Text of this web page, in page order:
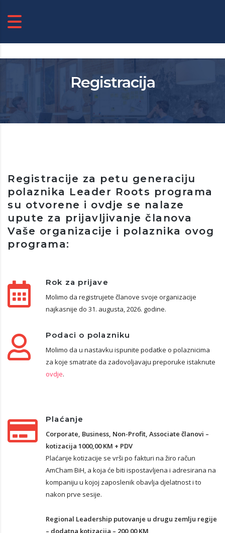
Registracija
Registracije za petu generaciju
polaznika Leader Roots programa
su otvorene i ovdje se nalaze
upute za prijavljivanje članova
Vaše organizacije i polaznika ovog
programa:
Rok za prijave
Molimo da registrujete članove svoje organizacije
najkasnije do 31. augusta, 2026. godine.
Podaci o polazniku
Molimo da u nastavku ispunite podatke o polaznicima
za koje smatrate da zadovoljavaju preporuke istaknute
ovdje.
Plaćanje
Corporate, Business, Non-Profit, Associate članovi –
kotizacija 1000,00 KM + PDV
Plaćanje kotizacije se vrši po fakturi na žiro račun
AmCham BiH, a koja će biti ispostavljena i adresirana na
kompaniju u kojoj zaposlenik obavlja djelatnost i to
nakon prve sesije.
Regional Leadership putovanje u drugu zemlju regije
– dodatna kotizacija – 200,00 KM